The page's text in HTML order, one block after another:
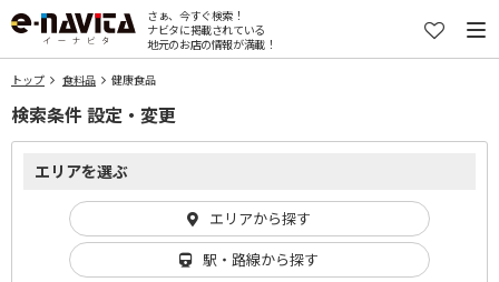
さぁ、今すぐ検索！
ナビタに掲載されている
地元のお店の情報が満載！
トップ 食料品 健康食品
検索条件 設定・変更
エリアを選ぶ
エリアから探す
駅・路線から探す